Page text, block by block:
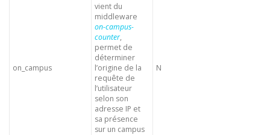
on_campus
vient du
middleware
on-campus-
counter,
permet de
déterminer
l’origine de la
requête de
l’utilisateur
selon son
adresse IP et
sa présence
sur un campus
N